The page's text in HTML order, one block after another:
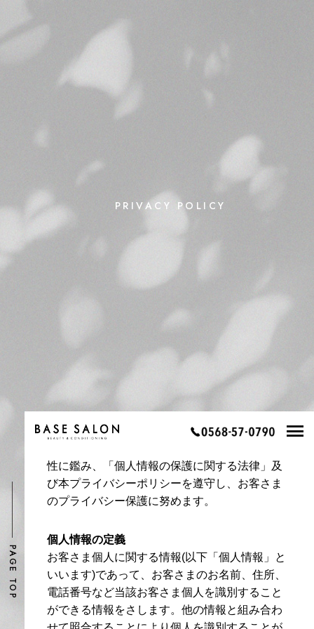
PRIVACY POLICY
性に鑑み、「個人情報の保護に関する法律」及
び本プライバシーポリシーを遵守し、お客さま
のプライバシー保護に努めます。
個人情報の定義
お客さま個人に関する情報(以下「個人情報」と
いいます)であって、お客さまのお名前、住所、
電話番号など当該お客さま個人を識別すること
ができる情報をさします。他の情報と組み合わ
PAGE TOP